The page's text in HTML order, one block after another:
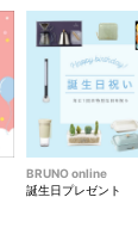
BRUNO online
誕生日プレゼント